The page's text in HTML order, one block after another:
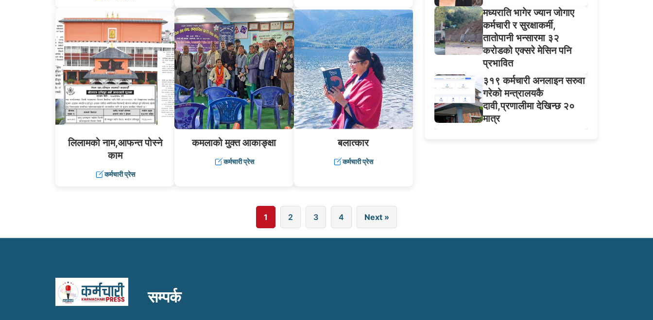
लिलामको नाम,आफन्त पोस्ने
काम
कर्मचारी प्रेस
कमलाको मुक्त आकाङ्क्षा
कर्मचारी प्रेस
बलात्कार
कर्मचारी प्रेस
मध्यराति भागेर ज्यान जोगाए
कर्मचारी र सुरक्षाकर्मी,
तातोपानी भन्सारमा ३२
करोडको एक्सरे मेसिन पनि
प्रभावित
३१९ कर्मचारी अनलाइन सरुवा
गरेको मन्त्रालयकै
दावी,प्रणालीमा देखिन्छ २०
मात्र
1 2 3 4 Next »
सम्पर्क